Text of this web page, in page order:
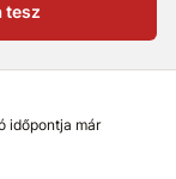
tesz
időpontja már